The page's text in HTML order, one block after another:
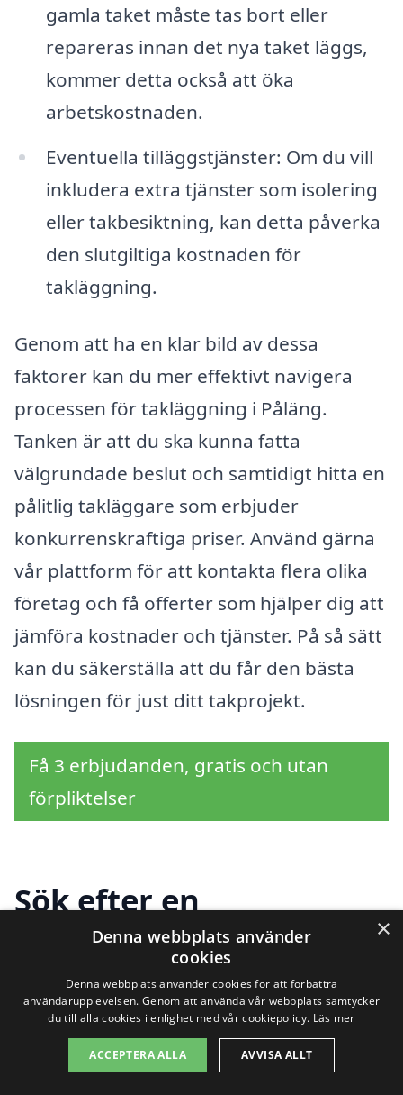
gamla taket måste tas bort eller
repareras innan det nya taket läggs,
kommer detta också att öka
arbetskostnaden.
Eventuella tilläggstjänster: Om du vill
inkludera extra tjänster som isolering
eller takbesiktning, kan detta påverka
den slutgiltiga kostnaden för
takläggning.
Genom att ha en klar bild av dessa
faktorer kan du mer effektivt navigera
processen för takläggning i Påläng.
Tanken är att du ska kunna fatta
välgrundade beslut och samtidigt hitta en
pålitlig takläggare som erbjuder
konkurrenskraftiga priser. Använd gärna
vår plattform för att kontakta flera olika
företag och få offerter som hjälper dig att
jämföra kostnader och tjänster. På så sätt
kan du säkerställa att du får den bästa
lösningen för just ditt takprojekt.
Få 3 erbjudanden, gratis och utan
förpliktelser
Sök efter en
professionell för
takläggning i andra
städer nära Påläng
×
Denna webbplats använder
cookies
Denna webbplats använder cookies för att förbättra
användarupplevelsen. Genom att använda vår webbplats samtycker
du till alla cookies i enlighet med vår cookiepolicy. Läs mer
ACCEPTERA ALLA AVVISA ALLT